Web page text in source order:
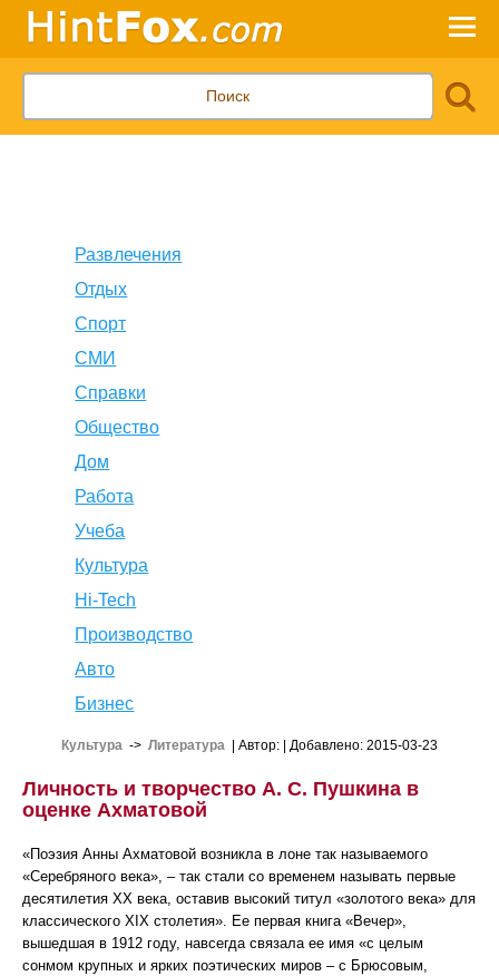
Развлечения
Отдых
Спорт
СМИ
Справки
Общество
Дом
Работа
Учеба
Культура
Hi-Tech
Производство
Авто
Бизнес
Культура -> Литература | Автор: | Добавлено: 2015-03-23
Личность и творчество А. С. Пушкина в
оценке Ахматовой
«Поэзия Анны Ахматовой возникла в лоне так называемого
«Серебряного века», – так стали со временем называть первые
десятилетия XX века, оставив высокий титул «золотого века» для
классического XIX столетия». Ее первая книга «Вечер»,
вышедшая в 1912 году, навсегда связала ее имя «с целым
сонмом крупных и ярких поэтических миров – с Брюсовым,